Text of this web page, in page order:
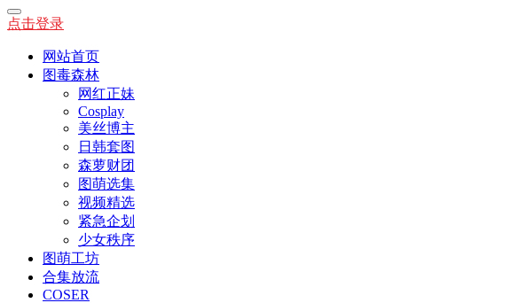
点击登录
网站首页
图毒森林
网红正妹
Cosplay
美丝博主
日韩套图
森萝财团
图萌选集
视频精选
紧急企划
少女秩序
图萌工坊
合集放流
COSER